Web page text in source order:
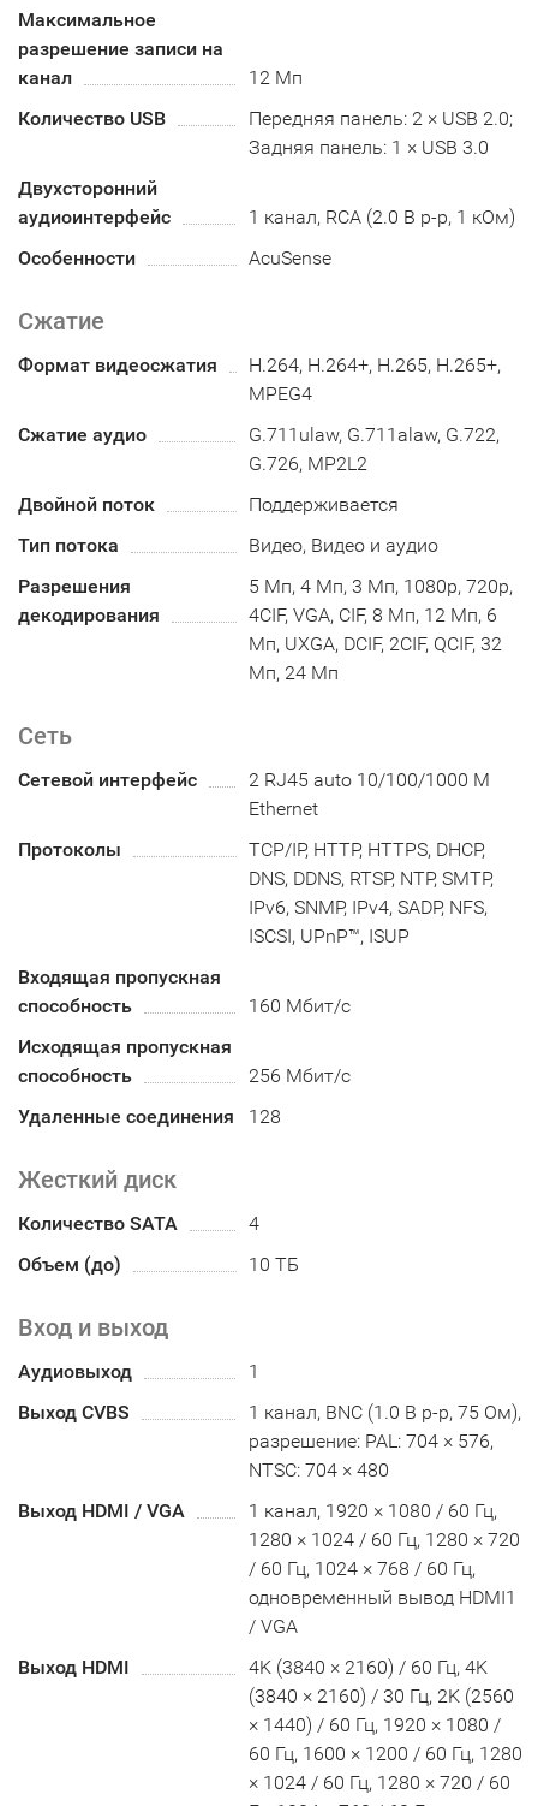
Максимальное
разрешение записи на
канал
12 Мп
Количество USB
Передняя панель: 2 × USB 2.0;
Задняя панель: 1 × USB 3.0
Двухсторонний
аудиоинтерфейс
1 канал, RCA (2.0 В p-p, 1 кОм)
Особенности
AcuSense
Сжатие
Формат видеосжатия
H.264, H.264+, H.265, H.265+,
MPEG4
Сжатие аудио
G.711ulaw, G.711alaw, G.722,
G.726, MP2L2
Двойной поток
Поддерживается
Тип потока
Видео, Видео и аудио
Разрешения
декодирования
5 Мп, 4 Мп, 3 Мп, 1080p, 720p,
4CIF, VGA, CIF, 8 Мп, 12 Мп, 6
Мп, UXGA, DCIF, 2CIF, QCIF, 32
Мп, 24 Мп
Сеть
Сетевой интерфейс
2 RJ45 auto 10/100/1000 М
Ethernet
Протоколы
TCP/IP, HTTP, HTTPS, DHCP,
DNS, DDNS, RTSP, NTP, SMTP,
IPv6, SNMP, IPv4, SADP, NFS,
ISCSI, UPnP™, ISUP
Входящая пропускная
способность
160 Мбит/с
Исходящая пропускная
способность
256 Мбит/с
Удаленные соединения
128
Жесткий диск
Количество SATA
4
Объем (до)
10 ТБ
Вход и выход
Аудиовыход
1
Выход CVBS
1 канал, BNC (1.0 В p-p, 75 Ом),
разрешение: PAL: 704 × 576,
NTSC: 704 × 480
Выход HDMI / VGA
1 канал, 1920 × 1080 / 60 Гц,
1280 × 1024 / 60 Гц, 1280 × 720
/ 60 Гц, 1024 × 768 / 60 Гц,
одновременный вывод HDMI1
/ VGA
Выход HDMI
4K (3840 × 2160) / 60 Гц, 4K
(3840 × 2160) / 30 Гц, 2K (2560
× 1440) / 60 Гц, 1920 × 1080 /
60 Гц, 1600 × 1200 / 60 Гц, 1280
× 1024 / 60 Гц, 1280 × 720 / 60